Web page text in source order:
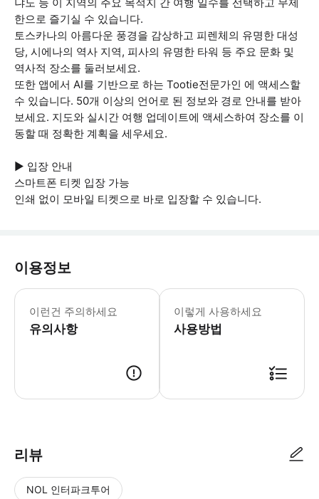
한으로 즐기실 수 있습니다.
토스카나의 아름다운 풍경을 감상하고 피렌체의 유명한 대성
당, 시에나의 역사 지역, 피사의 유명한 타워 등 주요 문화 및
역사적 장소를 둘러보세요.
또한 앱에서 AI를 기반으로 하는 Tootie전문가인 에 액세스할
수 있습니다. 50개 이상의 언어로 된 정보와 경로 안내를 받아
보세요. 지도와 실시간 여행 업데이트에 액세스하여 장소를 이
동할 때 정확한 계획을 세우세요.
▶ 입장 안내
스마트폰 티켓 입장 가능
인쇄 없이 모바일 티켓으로 바로 입장할 수 있습니다.
이용정보
이런건 주의하세요
유의사항
▶ 꼭 알아두세요 * 음식과 음료는 차
이렇게 사용하세요
사용방법
리뷰
NOL 인터파크투어